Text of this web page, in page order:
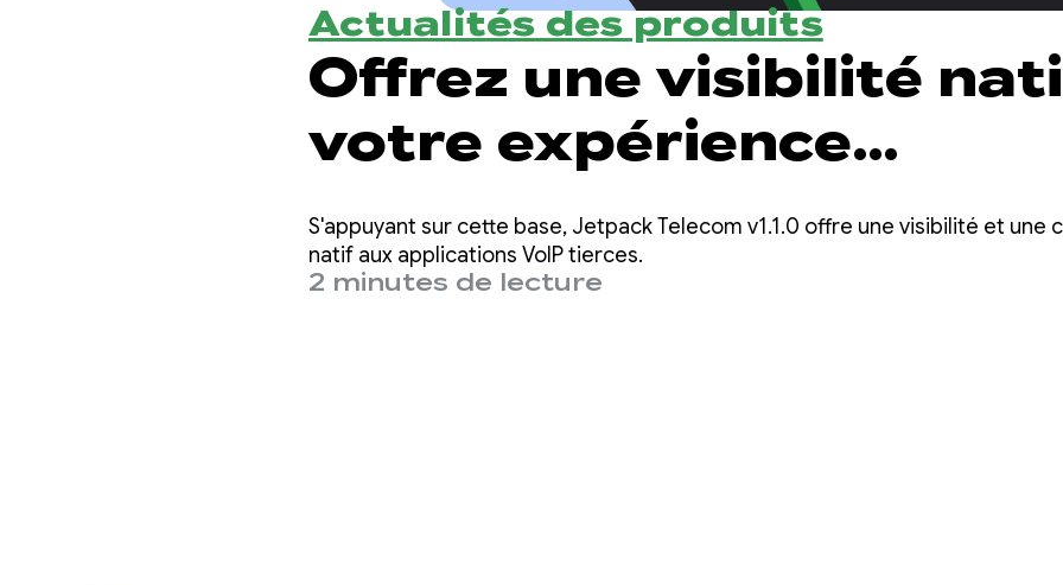
Actualités des produits
Offrez une visibilité
votre expérience
d'application VoIP avec
dernière version alpha
S'appuyant sur cette base, Jetpack Telecom v1.1.0 offre une visibilité et une
natif aux applications VoIP tierces.
2 minutes de lecture